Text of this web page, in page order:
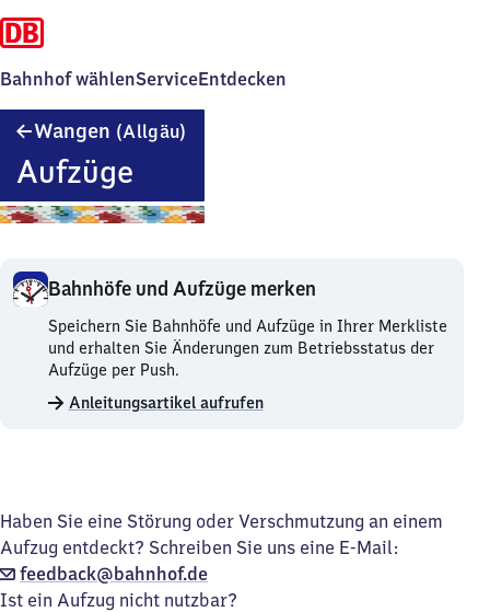
Bahnhof wählenServiceEntdecken
Wangen (Allgäu)
Aufzüge
Bahnhöfe und Aufzüge merken
Bahnhöfe
und
Aufzüge
merken.
Speichern Sie Bahnhöfe und Aufzüge in Ihrer Merkliste
und erhalten Sie Änderungen zum Betriebsstatus der
Aufzüge per Push.
Anleitungsartikel aufrufen
Haben Sie eine Störung oder Verschmutzung an einem
Aufzug entdeckt? Schreiben Sie uns eine E-Mail:
feedback@bahnhof.de
Ist ein Aufzug nicht nutzbar?